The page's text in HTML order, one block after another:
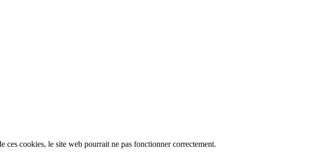
cookies, le site web pourrait ne pas fonctionner correctement.